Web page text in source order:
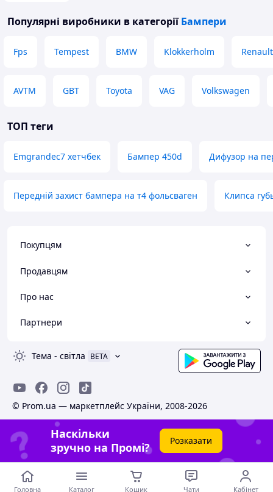
Популярні виробники в категорії Бампери
Fps Tempest BMW Klokkerholm Renault
AVTM GBT Toyota VAG Volkswagen
ТОП теги
Emgrandec7 хетчбек Бампер 450d Дифузор на
Передній захист бампера на т4 фольсваген Клипса
Покупцям
Продавцям
Про нас
Партнери
Тема - світла BETA
© Prom.ua — маркетплейс України, 2008-2026
Наскільки
зручно на Промі?
Розказати
Головна Каталог Кошик Чати Кабінет